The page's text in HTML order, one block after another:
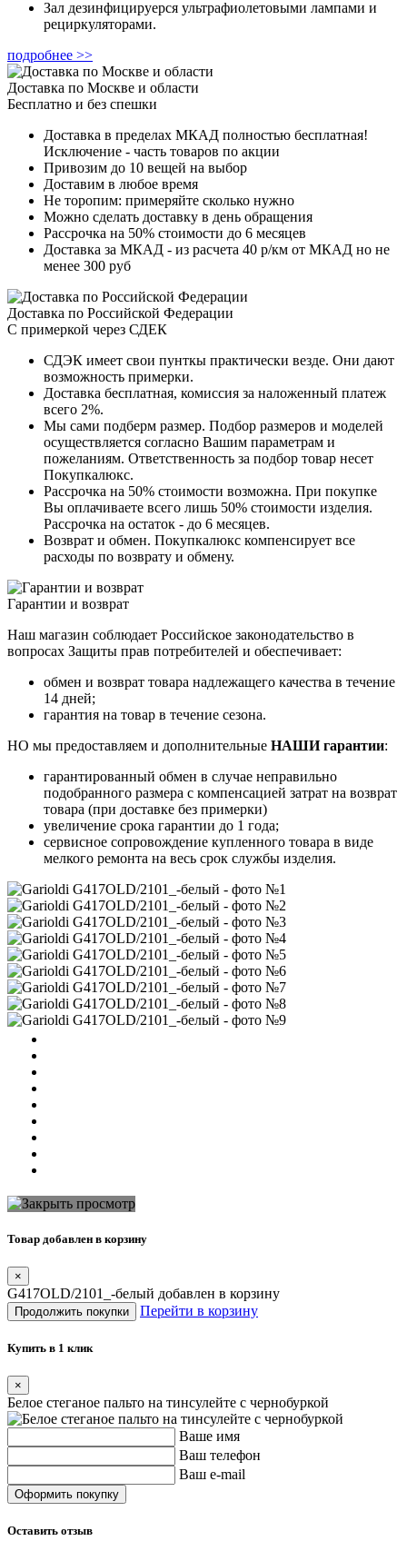
Зал дезинфицируерся ультрафиолетовыми лампами и
рециркуляторами.
подробнее >>
Доставка по Москве и области
Бесплатно и без спешки
Доставка в пределах МКАД полностью бесплатная!
Исключение - часть товаров по акции
Привозим до 10 вещей на выбор
Доставим в любое время
Не торопим: примеряйте сколько нужно
Можно сделать доставку в день обращения
Рассрочка на 50% стоимости до 6 месяцев
Доставка за МКАД - из расчета 40 р/км от МКАД но не
менее 300 руб
Доставка по Российской Федерации
С примеркой через СДЕК
СДЭК имеет свои пунткы практически везде. Они дают
возможность примерки.
Доставка бесплатная, комиссия за наложенный платеж
всего 2%.
Мы сами подберм размер. Подбор размеров и моделей
осуществляется согласно Вашим параметрам и
пожеланиям. Ответственность за подбор товар несет
Покупкалюкс.
Рассрочка на 50% стоимости возможна. При покупке
Вы оплачиваете всего лишь 50% стоимости изделия.
Рассрочка на остаток - до 6 месяцев.
Возврат и обмен. Покупкалюкс компенсирует все
расходы по возврату и обмену.
Гарантии и возврат
Наш магазин соблюдает Российское законодательство в
вопросах Защиты прав потребителей и обеспечивает:
обмен и возврат товара надлежащего качества в течение
14 дней;
гарантия на товар в течение сезона.
НО мы предоставляем и дополнительные НАШИ гарантии:
гарантированный обмен в случае неправильно
подобранного размера с компенсацией затрат на возврат
товара (при доставке без примерки)
увеличение срока гарантии до 1 года;
сервисное сопровождение купленного товара в виде
мелкого ремонта на весь срок службы изделия.
Товар добавлен в корзину
×
G417OLD/2101_-белый добавлен в корзину
Продолжить покупки Перейти в корзину
Купить в 1 клик
×
Белое стеганое пальто на тинсулейте с чернобуркой
Ваше имя
Ваш телефон
Ваш e-mail
Оставить отзыв